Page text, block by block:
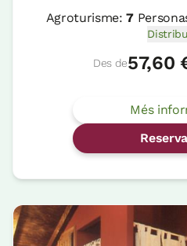
Agroturisme:7
Des de57,60
Més